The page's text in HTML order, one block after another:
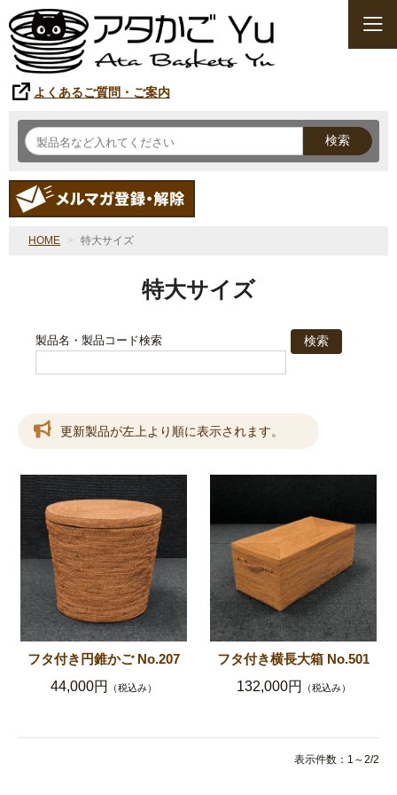
よくあるご質問・ご案内
検索
HOME 特大サイズ
特大サイズ
製品名・製品コード検索 検索
更新製品が左上より順に表示されます。
フタ付き円錐かご No.207
44,000円
（税込み）
フタ付き横長大箱 No.501
132,000円
（税込み）
表示件数：1～2/2